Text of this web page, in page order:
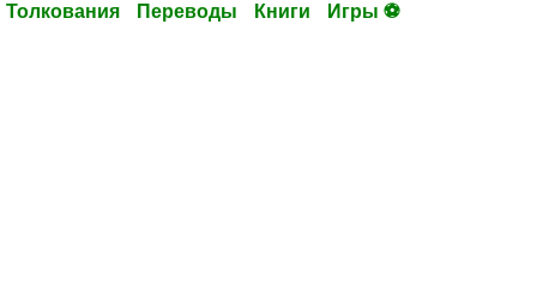
Толкования Переводы Книги Игры ⚽